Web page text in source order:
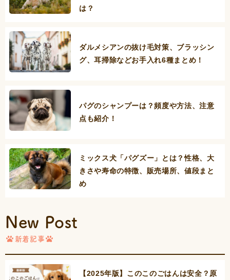
は？
ダルメシアンの抜け毛対策、ブラッシン
グ、耳掃除などお手入れ6種まとめ！
パグのシャンプーは？頻度や方法、注意
点も紹介！
ミックス犬「パグズー」とは？性格、大
きさや寿命の特徴、販売場所、値段まと
め
New Post
新着記事
【2025年版】このこのごはんは安全？原